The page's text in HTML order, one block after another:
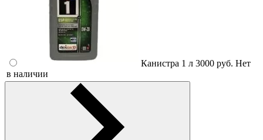
Канистра 1 л 3000 руб. Нет
в наличии